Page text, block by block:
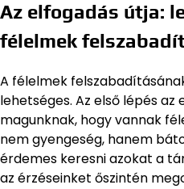
Az elfogadás útja:
félelmek
A félelmek
lehetséges. Az első lépés
magunknak, hogy vannak
nem gyengeség, hanem
érdemes keresni azokat a
az érzéseinket őszintén